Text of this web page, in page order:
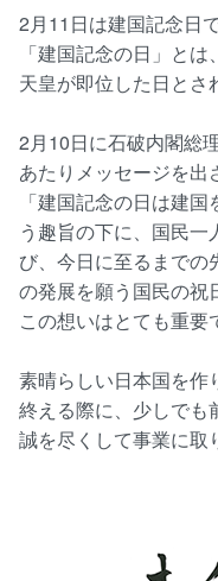
2月11日は建国記念日で
「建国記念の日」と
天皇が即位した日とさ
2月10日に石破内閣総
あたりメッセージを出
「建国記念の日は建
う趣旨の下に、国民
び、今日に至るまでの
の発展を願う国民の祝
この想いはとても重要
素晴らしい日本国を作
終える際に、少しでも
誠を尽くして事業に取